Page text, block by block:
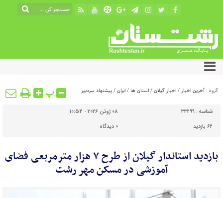
گروه : آخرین اخبار/اخبار گیلان/استان ها/ایران/پیشنهاد سردبیر پ
شناسه : 33299
08 ژوئن 2026 - 10:54
62 بازدید
0 دیدگاه
بازدید استاندار گیلان از طرح ۷ هزار مترمربعی فضای
آموزشی در مسکن مهر رشت